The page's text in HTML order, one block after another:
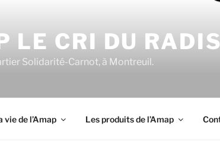
LE CRI DU RADIS
Solidarité-Carnot, à Montreuil.
vie de l’Amap Les produits de l’Amap